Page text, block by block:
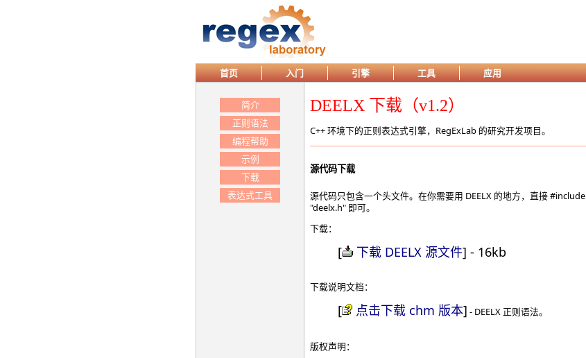
首页 入门 引擎 工具 应用
简介
正则语法
编程帮助
示例
下载
表达式工具
DEELX 下载（v1.2）
C++ 环境下的正则表达式引擎，RegExLab 的研究开发项目。
源代码下载
源代码只包含一个头文件。在你需要用 DEELX 的地方，直接 #include
"deelx.h" 即可。
下载：
[ 下载 DEELX 源文件] - 16kb
下载说明文档：
[ 点击下载 chm 版本] - DEELX 正则语法。
版权声明：